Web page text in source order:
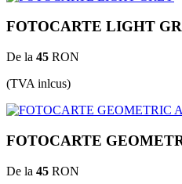
FOTOCARTE LIGHT
De la 45 RON
(TVA inlcus)
FOTOCARTE
De la 45 RON